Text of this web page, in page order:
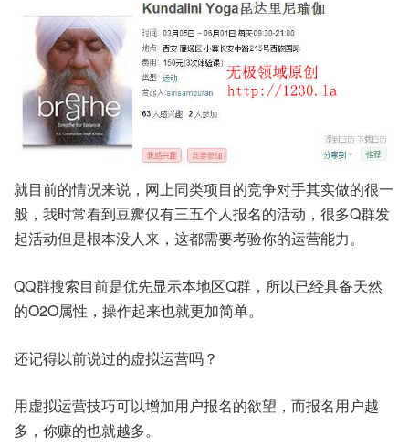
就目前的情况来说，网上同类项目的竞争对手其实做的很一
般，我时常看到豆瓣仅有三五个人报名的活动，很多Q群发
起活动但是根本没人来，这都需要考验你的运营能力。
QQ群搜索目前是优先显示本地区Q群，所以已经具备天然
的O2O属性，操作起来也就更加简单。
还记得以前说过的虚拟运营吗？
用虚拟运营技巧可以增加用户报名的欲望，而报名用户越
多，你赚的也就越多。